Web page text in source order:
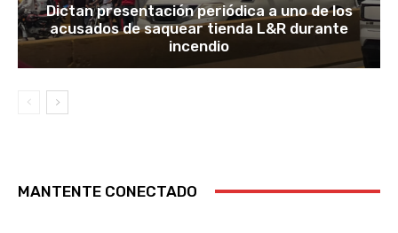
Dictan presentación periódica a uno de los
acusados de saquear tienda L&R durante
incendio
MANTENTE CONECTADO